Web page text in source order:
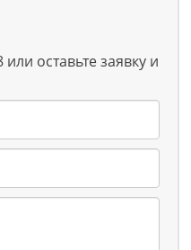
оставьте заявку и